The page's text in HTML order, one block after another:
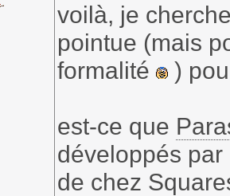
voilà, je
pointue (mais
formalité
)
est-ce que
développés
de chez